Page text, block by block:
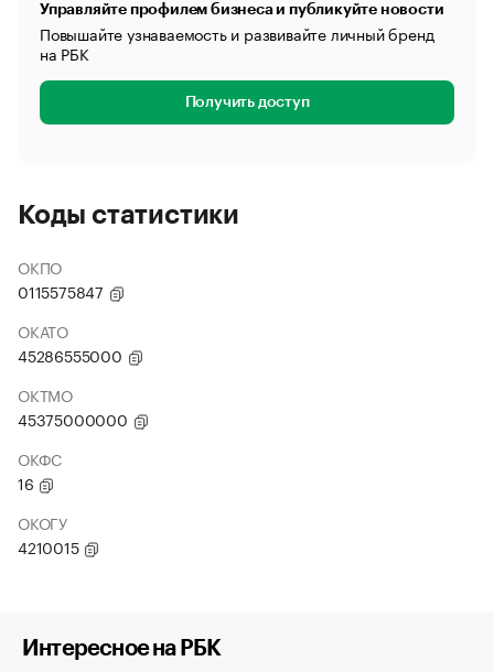
Управляйте профилем бизнеса и публикуйте новости
Повышайте узнаваемость и развивайте личный бренд
на РБК
Получить доступ
Коды статистики
ОКПО
0115575847
ОКАТО
45286555000
ОКТМО
45375000000
ОКФС
16
ОКОГУ
4210015
Интересное на РБК